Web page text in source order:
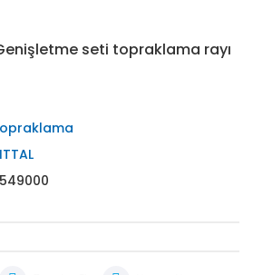
seti topraklama rayı